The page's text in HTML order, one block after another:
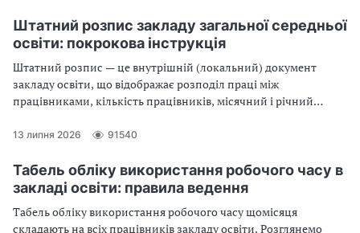
розвитку
Штатний розпис закладу загальної середньої
освіти: покрокова інструкція
Штатний розпис — це внутрішній (локальний) документ
закладу освіти, що відображає розподіл праці між
працівниками, кількість працівників, місячний і річний
13 липня 2026 91540
Табель обліку використання робочого часу в
закладі освіти: правила ведення
Табель обліку використання робочого часу щомісяця
складають на всіх працівників закладу освіти. Розглянемо